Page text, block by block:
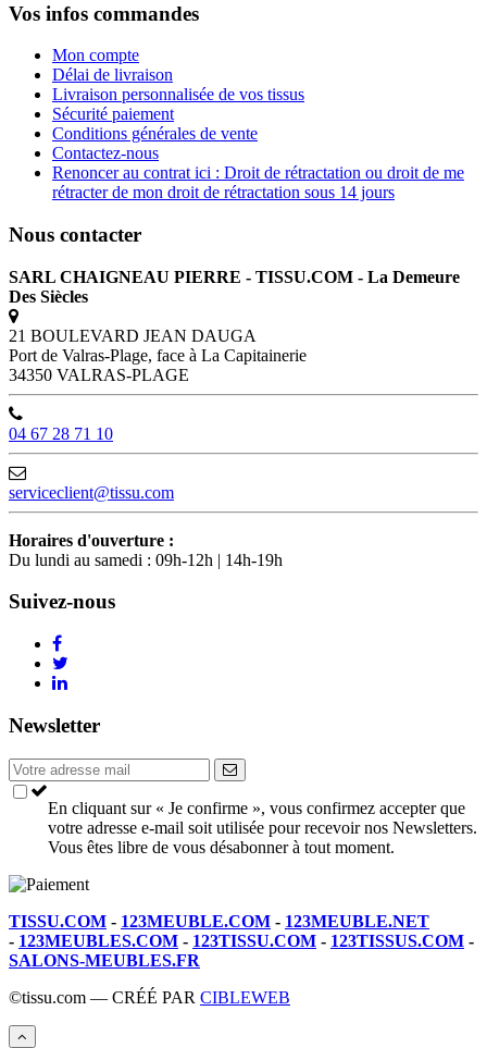
Vos infos commandes
Mon compte
Délai de livraison
Livraison personnalisée de vos tissus
Sécurité paiement
Conditions générales de vente
Contactez-nous
Renoncer au contrat ici : Droit de rétractation ou droit de me
rétracter de mon droit de rétractation sous 14 jours
Nous contacter
SARL CHAIGNEAU PIERRE - TISSU.COM - La Demeure
Des Siècles
21 BOULEVARD JEAN DAUGA
Port de Valras-Plage, face à La Capitainerie
34350 VALRAS-PLAGE
04 67 28 71 10
serviceclient@tissu.com
Horaires d'ouverture :
Du lundi au samedi : 09h-12h | 14h-19h
Suivez-nous
Newsletter
En cliquant sur « Je confirme », vous confirmez accepter que
votre adresse e-mail soit utilisée pour recevoir nos Newsletters.
Vous êtes libre de vous désabonner à tout moment.
TISSU.COM - 123MEUBLE.COM - 123MEUBLE.NET
- 123MEUBLES.COM - 123TISSU.COM - 123TISSUS.COM -
SALONS-MEUBLES.FR
©tissu.com — CRÉÉ PAR CIBLEWEB